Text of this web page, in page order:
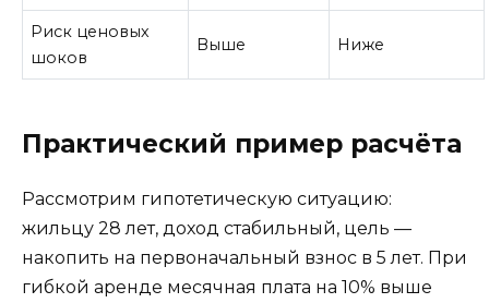
Риск ценовых
шоков
Выше Ниже
Практический пример расчёта
Рассмотрим гипотетическую ситуацию:
жильцу 28 лет, доход стабильный, цель —
накопить на первоначальный взнос в 5 лет. При
гибкой аренде месячная плата на 10% выше